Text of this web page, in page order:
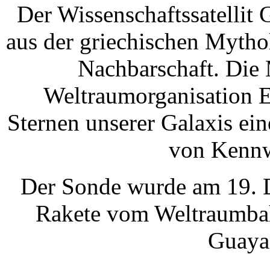
Der Wissenschaftssatellit
aus der griechischen
Nachbarschaft. Die
Weltraumorganisation
Sternen unserer Galaxis
von
Der Sonde wurde am 19.
Rakete vom